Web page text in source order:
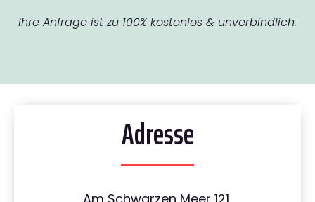
Ihre Anfrage ist zu 100% kostenlos & unverbindlich.
Adresse